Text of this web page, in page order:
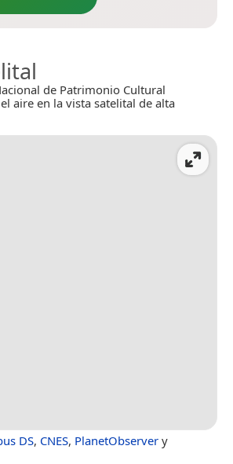
de Patrimonio Cultural
aire en la vista satelital de alta
DS, CNES, PlanetObserver y